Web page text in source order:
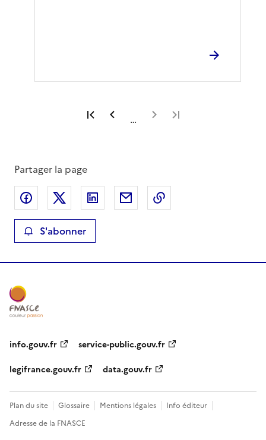
Première page
Page précédente
… Page suivante
Partager la page
Partager sur Facebook
Partager sur XPartager sur LinkedIn
Partager par email
S'abonner
info.gouv.fr
service-public.gouv.fr
legifrance.gouv.fr
data.gouv.fr
Plan du site Glossaire Mentions légales
Info éditeur
Adresse de la FNASCE